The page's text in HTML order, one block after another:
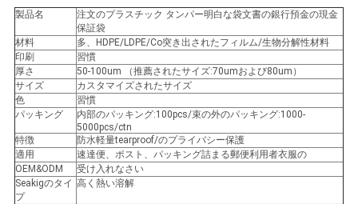
い
引
用
を
要
製品名
注文のプラスチック タンパー明白な袋文書の銀行預金の現金
保証袋
材料
多、HDPE/LDPE/Co突き出されたフィルム/生物分解性材料
印刷
習慣
厚さ
50-100um （推薦されたサイズ:70umおよび80um）
サイズ
カスタマイズされたサイズ
色
習慣
パッキング
内部のパッキング:100pcs/束の外のパッキング:1000-
5000pcs/ctn
特徴
防水軽量tearproof/のプライバシー保護
適用
速達便、ポスト、パッキング詰まる郵便利用者衣服の
OEM&ODM
受け入れなさい
Seakigのタイ
プ
高く熱い溶解